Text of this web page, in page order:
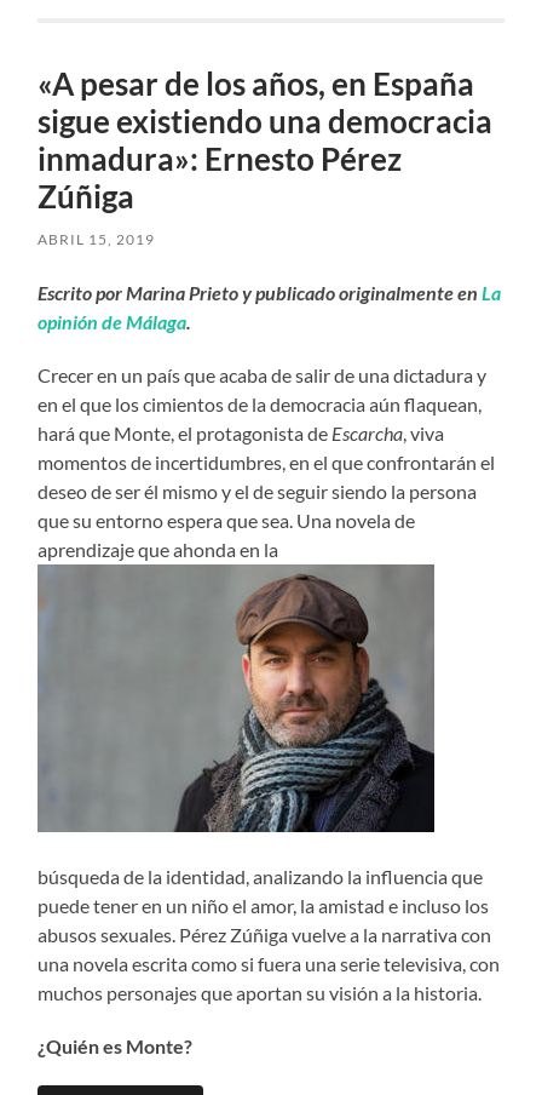
«A pesar de los años, en España
sigue existiendo una democracia
inmadura»: Ernesto Pérez
Zúñiga
ABRIL 15, 2019
Escrito por Marina Prieto y publicado originalmente enLa
opinión de Málaga.
Crecer en un país que acaba de salir de una dictadura y
en el que los cimientos de la democracia aún flaquean,
hará que Monte, el protagonista de Escarcha, viva
momentos de incertidumbres, en el que confrontarán el
deseo de ser él mismo y el de seguir siendo la persona
que su entorno espera que sea. Una novela de
aprendizaje que ahonda en la
búsqueda de la identidad, analizando la influencia que
puede tener en un niño el amor, la amistad e incluso los
abusos sexuales. Pérez Zúñiga vuelve a la narrativa con
una novela escrita como si fuera una serie televisiva, con
muchos personajes que aportan su visión a la historia.
¿Quién es Monte?